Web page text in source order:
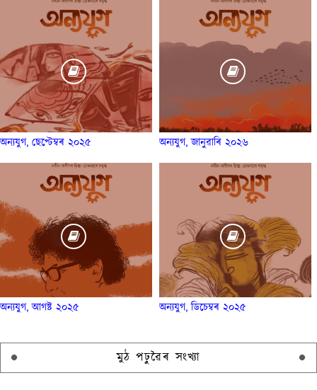
অন্যযুগ, ছেপ্টেম্বৰ ২০২৫ অন্যযুগ, জানুৱাৰি ২০২৬
অন্যযুগ, আগষ্ট ২০২৫ অন্যযুগ, ডিচেম্বৰ ২০২৫
মুঠ পঢ়ুৱৈৰ সংখ্যা